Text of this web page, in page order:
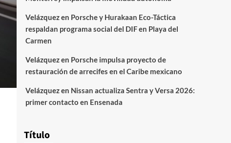
Velázquezen Porsche y Hurakaan Eco-Táctica
respaldan programa social del DIF en Playa del
Carmen
Velázquezen Porsche impulsa proyecto de
restauración de arrecifes en el Caribe mexicano
Velázquezen Nissan actualiza Sentra y Versa 2026:
primer contacto en Ensenada
Título